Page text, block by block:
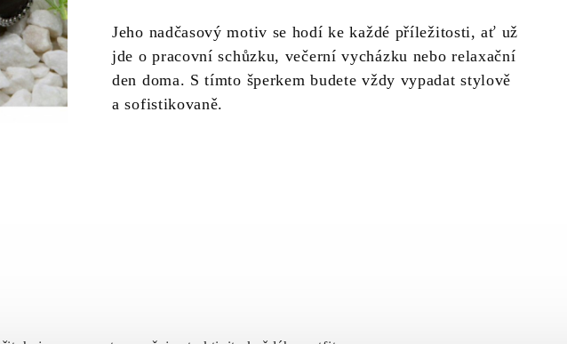
Jeho nadčasový motiv se hodí ke každé příležitosti, ať už
jde o pracovní schůzku, večerní vycházku nebo relaxační
den doma. S tímto šperkem budete vždy vypadat stylově
a sofistikovaně.